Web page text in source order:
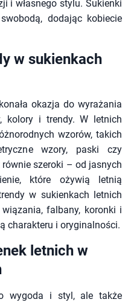
i własnego stylu. Sukienki
dodając kobiecie
w sukienkach
okazja do wyrażania
kolory i trendy. W letnich
wzorów, takich
wzory, paski czy
szeroki – od jasnych
które ożywią letnią
w sukienkach letnich
falbany, koronki i
charakteru i oryginalności.
letnich w
wygoda i styl, ale także